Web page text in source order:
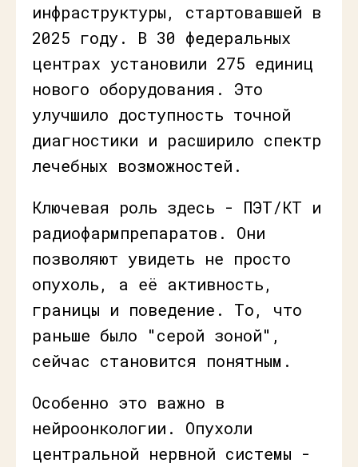
инфраструктуры, стартовавшей в
2025 году. В 30 федеральных
центрах установили 275 единиц
нового оборудования. Это
улучшило доступность точной
диагностики и расширило спектр
лечебных возможностей.
Ключевая роль здесь - ПЭТ/КТ и
радиофармпрепаратов. Они
позволяют увидеть не просто
опухоль, а её активность,
границы и поведение. То, что
раньше было "серой зоной",
сейчас становится понятным.
Особенно это важно в
нейроонкологии. Опухоли
центральной нервной системы -